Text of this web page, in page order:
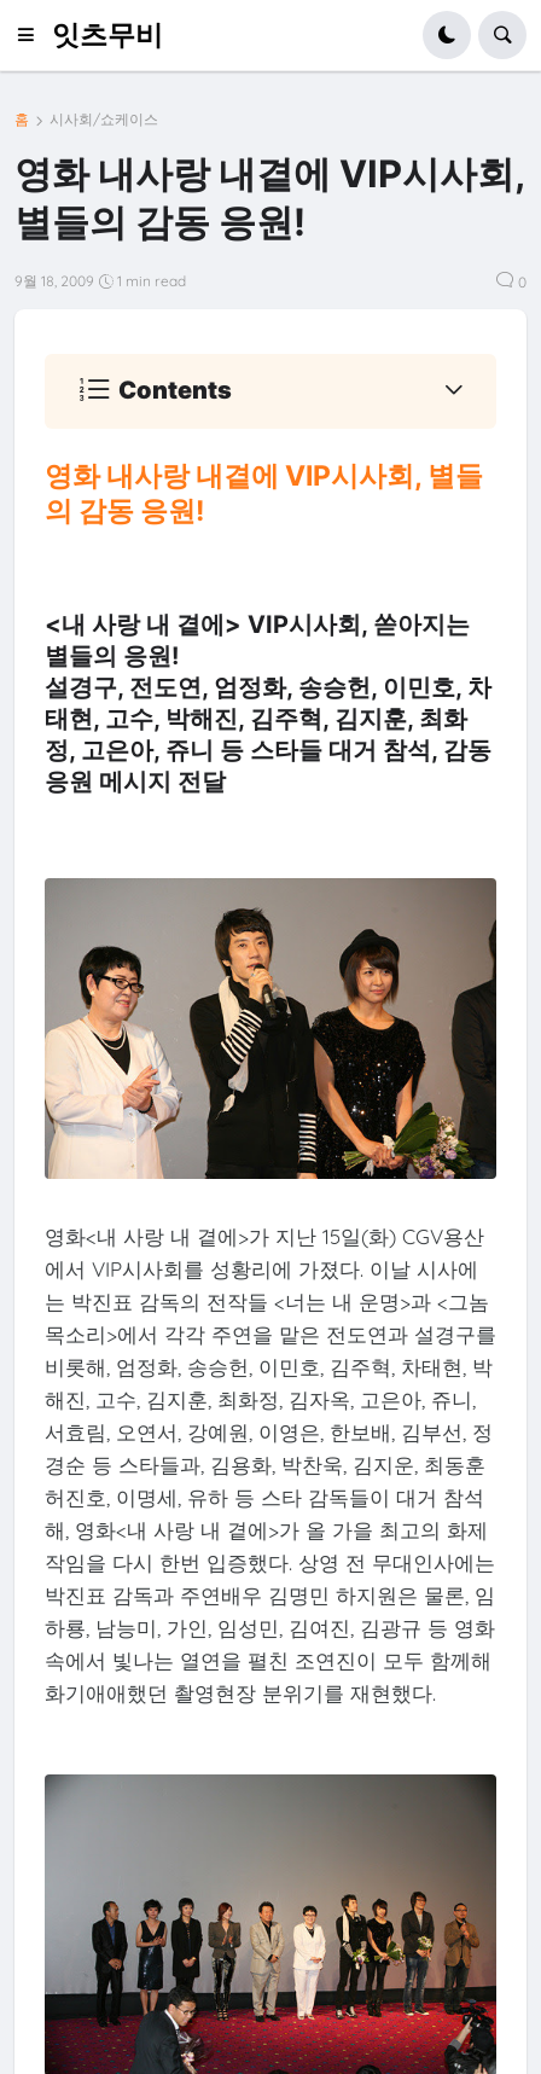
잇츠무비
홈 시사회/쇼케이스
영화 내사랑 내곁에 VIP시사회,
별들의 감동 응원!
9월 18, 2009 1 min read 0
Contents
영화 내사랑 내곁에 VIP시사회, 별들
의 감동 응원!
<내 사랑 내 곁에> VIP시사회, 쏟아지는
별들의 응원!
설경구, 전도연, 엄정화, 송승헌, 이민호, 차
태현, 고수, 박해진, 김주혁, 김지훈, 최화
정, 고은아, 쥬니 등 스타들 대거 참석, 감동
응원 메시지 전달
영화<내 사랑 내 곁에>가 지난 15일(화) CGV용산
에서 VIP시사회를 성황리에 가졌다. 이날 시사에
는 박진표 감독의 전작들 <너는 내 운명>과 <그놈
목소리>에서 각각 주연을 맡은 전도연과 설경구를
비롯해, 엄정화, 송승헌, 이민호, 김주혁, 차태현, 박
해진, 고수, 김지훈, 최화정, 김자옥, 고은아, 쥬니,
서효림, 오연서, 강예원, 이영은, 한보배, 김부선, 정
경순 등 스타들과, 김용화, 박찬욱, 김지운, 최동훈
허진호, 이명세, 유하 등 스타 감독들이 대거 참석
해, 영화<내 사랑 내 곁에>가 올 가을 최고의 화제
작임을 다시 한번 입증했다. 상영 전 무대인사에는
박진표 감독과 주연배우 김명민 하지원은 물론, 임
하룡, 남능미, 가인, 임성민, 김여진, 김광규 등 영화
속에서 빛나는 열연을 펼친 조연진이 모두 함께해
화기애애했던 촬영현장 분위기를 재현했다.